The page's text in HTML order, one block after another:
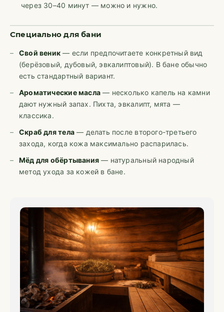
через 30–40 минут — можно и нужно.
Специально для бани
Свой веник — если предпочитаете конкретный вид
(берёзовый, дубовый, эвкалиптовый). В бане обычно
есть стандартный вариант.
Ароматические масла — несколько капель на камни
дают нужный запах. Пихта, эвкалипт, мята —
классика.
Скраб для тела— делать после второго-третьего
захода, когда кожа максимально распарилась.
Мёд для обёртывания — натуральный народный
метод ухода за кожей в бане.